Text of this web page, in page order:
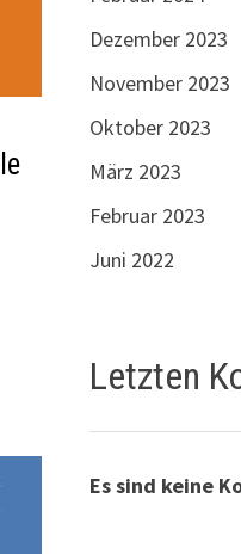
Dezember 2023
November 2023
Oktober 2023
März 2023
Februar 2023
Juni 2022
Letzten
Es sind keine